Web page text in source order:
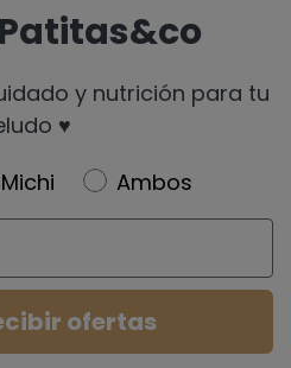
y nutrición para tu
♥️
Michi
Ambos
ofertas